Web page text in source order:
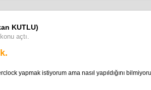
KUTLU)
açtı.
yapmak istiyorum ama nasıl yapıldığını